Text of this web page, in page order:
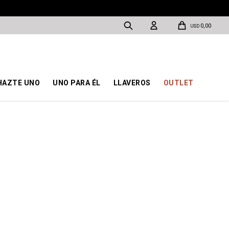
UNO UNO PARA ÉL LLAVEROS OUTLET
USD 0,00